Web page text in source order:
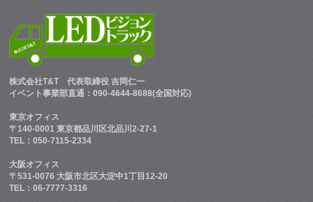
株式会社T&T 代表取締役 吉岡仁一
イベント事業部直通：090-4644-8688(全国対応)
東京オフィス
〒140-0001 東京都品川区北品川2-27-1
TEL：050-7115-2334
大阪オフィス
〒531-0076 大阪市北区大淀中1丁目12-20
TEL：06-7777-3316